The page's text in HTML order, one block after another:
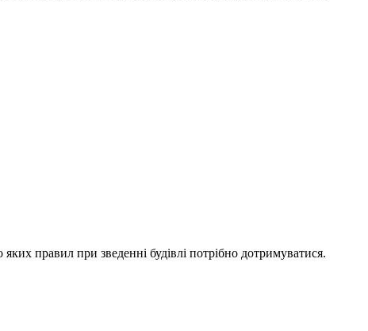
правил при зведенні будівлі потрібно дотримуватися.